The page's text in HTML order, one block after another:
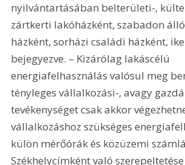
nyilvántartásában belterületi-,
zártkerti lakóházként, szabadon
házként, sorházi családi házként,
bejegyezve. – Kizárólag lakáscélú
energiafelhasználás valósul meg
tényleges vállalkozási-, avagy
tevékenységet csak akkor
vállalkozáshoz szükséges
külön mérőórák és közüzemi
Székhelycímként való